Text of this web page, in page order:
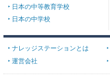
日本の中等教育学校
日本の中学校
ナレッジステーションとは
運営会社